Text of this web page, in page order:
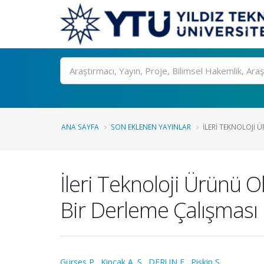
Ara
ANA SAYFA SON EKLENEN YAYINLAR İLERI TEKNOLOJI
İleri Teknoloji Ürünü
Bir Derleme Çalışması